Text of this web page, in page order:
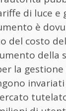
di luce e
è
del costo
della
la